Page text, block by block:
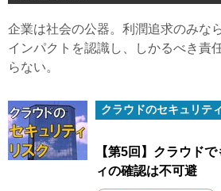
企業は社会の公器。利潤追求のみな
インパクトを認識し、しかるべき責
らない。
クラウドのセキュリテ
【第5回】クラウド
ィの確認は不可避